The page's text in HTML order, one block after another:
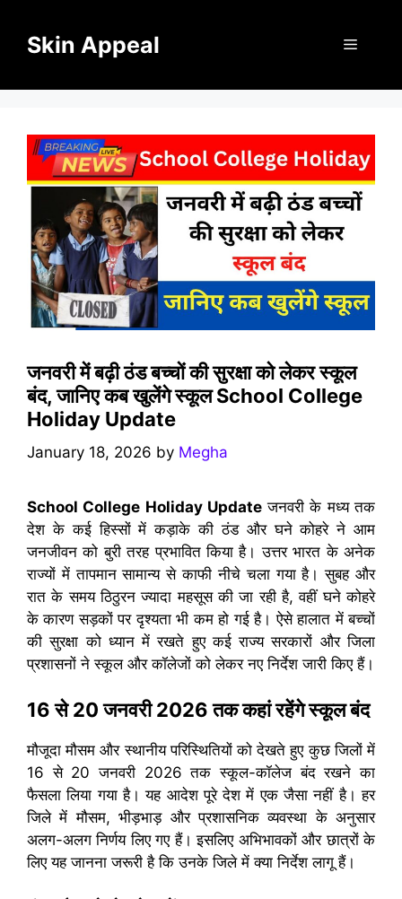
contentSkin Appeal Menu
जनवरी में बढ़ी ठंड बच्चों की सुरक्षा को लेकर स्कूल
बंद, जानिए कब खुलेंगे स्कूल School College
Holiday Update
January 18, 2026 by Megha
School College Holiday Updateजनवरी के मध्य तक
देश के कई हिस्सों में कड़ाके की ठंड और घने कोहरे ने आम
जनजीवन को बुरी तरह प्रभावित किया है। उत्तर भारत के अनेक
राज्यों में तापमान सामान्य से काफी नीचे चला गया है। सुबह और
रात के समय ठिठुरन ज्यादा महसूस की जा रही है, वहीं घने कोहरे
के कारण सड़कों पर दृश्यता भी कम हो गई है। ऐसे हालात में बच्चों
की सुरक्षा को ध्यान में रखते हुए कई राज्य सरकारों और जिला
प्रशासनों ने स्कूल और कॉलेजों को लेकर नए निर्देश जारी किए हैं।
16 से 20 जनवरी 2026 तक कहां रहेंगे स्कूल बंद
मौजूदा मौसम और स्थानीय परिस्थितियों को देखते हुए कुछ जिलों में
16 से 20 जनवरी 2026 तक स्कूल-कॉलेज बंद रखने का
फैसला लिया गया है। यह आदेश पूरे देश में एक जैसा नहीं है। हर
जिले में मौसम, भीड़भाड़ और प्रशासनिक व्यवस्था के अनुसार
अलग-अलग निर्णय लिए गए हैं। इसलिए अभिभावकों और छात्रों के
लिए यह जानना जरूरी है कि उनके जिले में क्या निर्देश लागू हैं।